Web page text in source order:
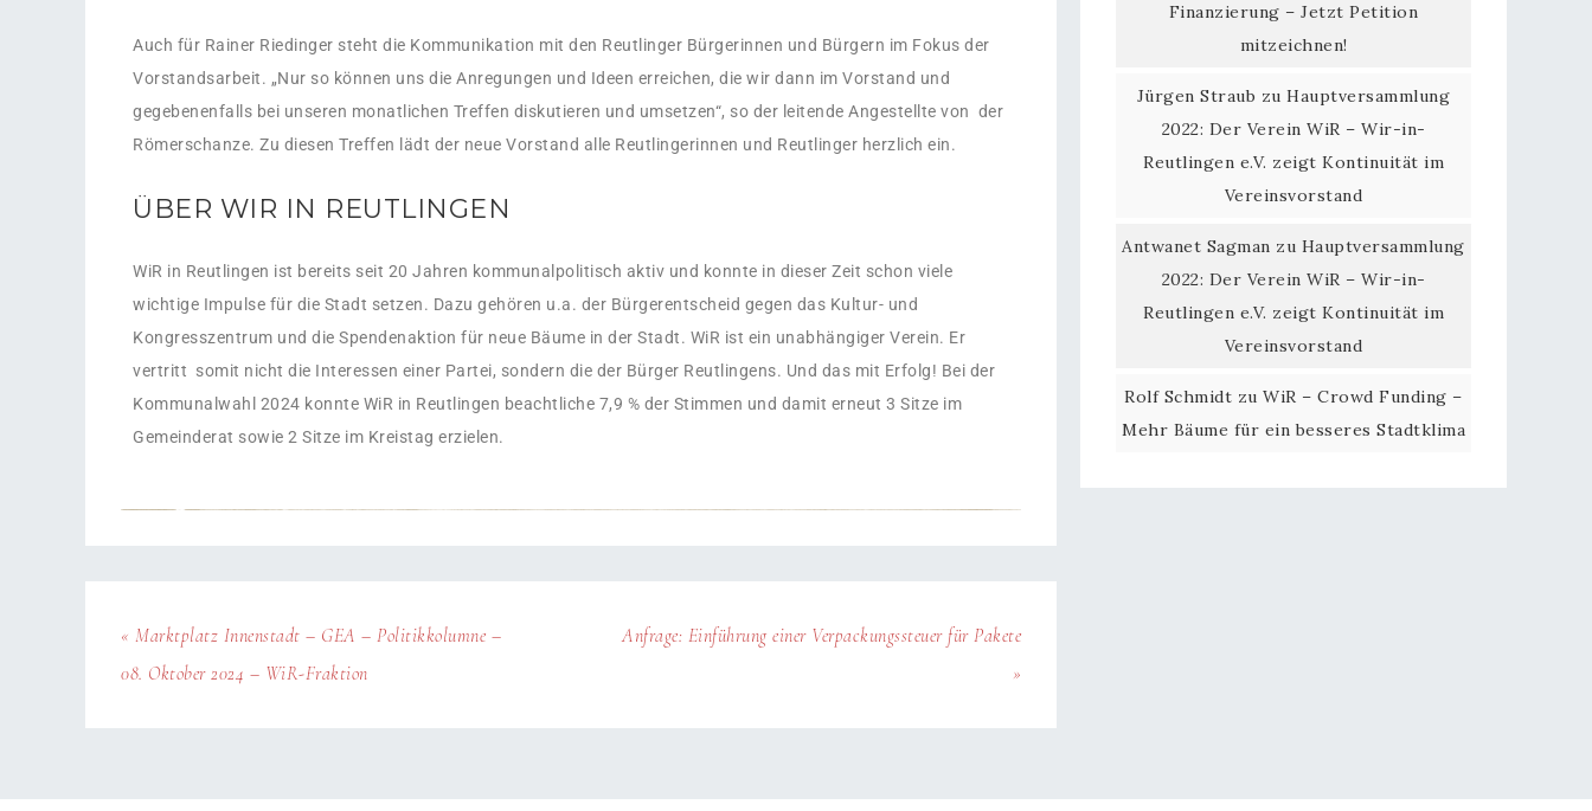
Auch für Rainer Riedinger steht die Kommunikation mit den Reutlinger Bürgerinnen und Bürgern im Fokus der
Vorstandsarbeit. „Nur so können uns die Anregungen und Ideen erreichen, die wir dann im Vorstand und
gegebenenfalls bei unseren monatlichen Treffen diskutieren und umsetzen“, so der leitende Angestellte von der
Römerschanze. Zu diesen Treffen lädt der neue Vorstand alle Reutlingerinnen und Reutlinger herzlich ein.
ÜBER WIR IN REUTLINGEN
WiR in Reutlingen ist bereits seit 20 Jahren kommunalpolitisch aktiv und konnte in dieser Zeit schon viele
wichtige Impulse für die Stadt setzen. Dazu gehören u.a. der Bürgerentscheid gegen das Kultur- und
Kongresszentrum und die Spendenaktion für neue Bäume in der Stadt. WiR ist ein unabhängiger Verein. Er
vertritt somit nicht die Interessen einer Partei, sondern die der Bürger Reutlingens. Und das mit Erfolg! Bei der
Kommunalwahl 2024 konnte WiR in Reutlingen beachtliche 7,9 % der Stimmen und damit erneut 3 Sitze im
Gemeinderat sowie 2 Sitze im Kreistag erzielen.
« Marktplatz Innenstadt – GEA – Politikkolumne –
08. Oktober 2024 – WiR-Fraktion
Anfrage: Einführung einer Verpackungssteuer für Pakete
»
Finanzierung – Jetzt Petition
mitzeichnen!
Jürgen Straub zuHauptversammlung
2022: Der Verein WiR – Wir-in-
Reutlingen e.V. zeigt Kontinuität im
Vereinsvorstand
Antwanet Sagman zu Hauptversammlung
2022: Der Verein WiR – Wir-in-
Reutlingen e.V. zeigt Kontinuität im
Vereinsvorstand
Rolf Schmidt zuWiR – Crowd Funding –
Mehr Bäume für ein besseres Stadtklima